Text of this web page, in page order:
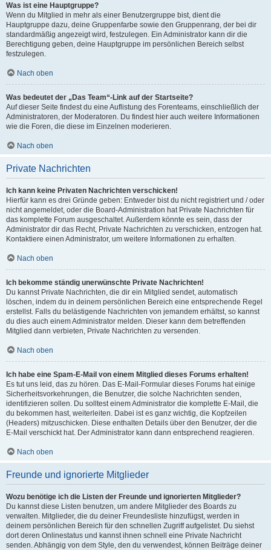
Was ist eine Hauptgruppe?
Wenn du Mitglied in mehr als einer Benutzergruppe bist, dient die
Hauptgruppe dazu, deine Gruppenfarbe sowie den Gruppenrang, der bei dir
standardmäßig angezeigt wird, festzulegen. Ein Administrator kann dir die
Berechtigung geben, deine Hauptgruppe im persönlichen Bereich selbst
festzulegen.
Nach oben
Was bedeutet der „Das Team“-Link auf der Startseite?
Auf dieser Seite findest du eine Auflistung des Forenteams, einschließlich der
Administratoren, der Moderatoren. Du findest hier auch weitere Informationen
wie die Foren, die diese im Einzelnen moderieren.
Nach oben
Private Nachrichten
Ich kann keine Privaten Nachrichten verschicken!
Hierfür kann es drei Gründe geben: Entweder bist du nicht registriert und / oder
nicht angemeldet, oder die Board-Administration hat Private Nachrichten für
das komplette Forum ausgeschaltet. Außerdem könnte es sein, dass der
Administrator dir das Recht, Private Nachrichten zu verschicken, entzogen hat.
Kontaktiere einen Administrator, um weitere Informationen zu erhalten.
Nach oben
Ich bekomme ständig unerwünschte Private Nachrichten!
Du kannst Private Nachrichten, die dir ein Mitglied sendet, automatisch
löschen, indem du in deinem persönlichen Bereich eine entsprechende Regel
erstellst. Falls du belästigende Nachrichten von jemandem erhältst, so kannst
du dies auch einem Administrator melden. Dieser kann dem betreffenden
Mitglied dann verbieten, Private Nachrichten zu versenden.
Nach oben
Ich habe eine Spam-E-Mail von einem Mitglied dieses Forums erhalten!
Es tut uns leid, das zu hören. Das E-Mail-Formular dieses Forums hat einige
Sicherheitsvorkehrungen, die Benutzer, die solche Nachrichten senden,
identifizieren sollen. Du solltest einem Administrator die komplette E-Mail, die
du bekommen hast, weiterleiten. Dabei ist es ganz wichtig, die Kopfzeilen
(Headers) mitzuschicken. Diese enthalten Details über den Benutzer, der die
E-Mail verschickt hat. Der Administrator kann dann entsprechend reagieren.
Nach oben
Freunde und ignorierte Mitglieder
Wozu benötige ich die Listen der Freunde und ignorierten Mitglieder?
Du kannst diese Listen benutzen, um andere Mitglieder des Boards zu
verwalten. Mitglieder, die du deiner Freundesliste hinzufügst, werden in
deinem persönlichen Bereich für den schnellen Zugriff aufgelistet. Du siehst
dort deren Onlinestatus und kannst ihnen schnell eine Private Nachricht
senden. Abhängig von dem Style, den du verwendest, können Beiträge deiner